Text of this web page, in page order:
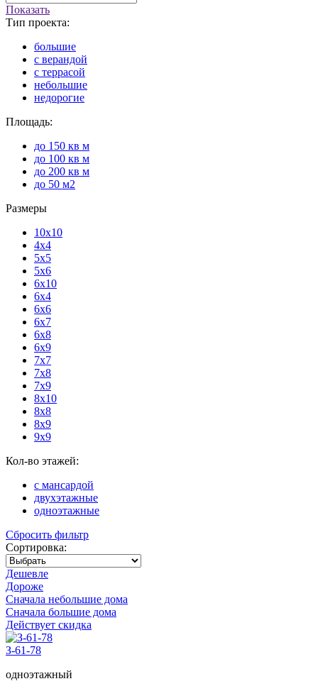
Показать
Тип проекта:
большие
с верандой
с террасой
небольшие
недорогие
Площадь:
до 150 кв м
до 100 кв м
до 200 кв м
до 50 м2
Размеры
10x10
4x4
5x5
5x6
6x10
6x4
6x6
6x7
6x8
6x9
7x7
7x8
7x9
8x10
8x8
8x9
9x9
Кол-во этажей:
с мансардой
двухэтажные
одноэтажные
Сбросить фильтр
Сортировка:
Дешевле
Дороже
Сначала небольшие дома
Сначала большие дома
Действует скидка
З-61-78
одноэтажный